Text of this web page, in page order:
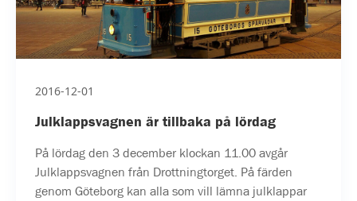
2016-12-01
Julklappsvagnen är tillbaka på lördag
På lördag den 3 december klockan 11.00 avgår
Julklappsvagnen från Drottningtorget. På färden
genom Göteborg kan alla som vill lämna julklappar